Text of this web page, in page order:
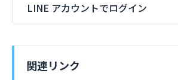
LINE アカウントでログイン
関連リンク